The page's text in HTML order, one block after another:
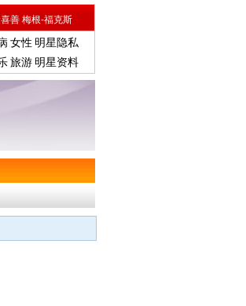
善 梅根-福克斯
女性 明星隐私
旅游 明星资料